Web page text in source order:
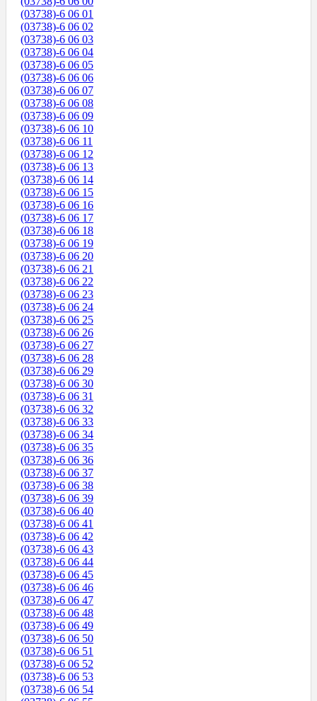
(03738)-6 06 01
(03738)-6 06 02
(03738)-6 06 03
(03738)-6 06 04
(03738)-6 06 05
(03738)-6 06 06
(03738)-6 06 07
(03738)-6 06 08
(03738)-6 06 09
(03738)-6 06 10
(03738)-6 06 11
(03738)-6 06 12
(03738)-6 06 13
(03738)-6 06 14
(03738)-6 06 15
(03738)-6 06 16
(03738)-6 06 17
(03738)-6 06 18
(03738)-6 06 19
(03738)-6 06 20
(03738)-6 06 21
(03738)-6 06 22
(03738)-6 06 23
(03738)-6 06 24
(03738)-6 06 25
(03738)-6 06 26
(03738)-6 06 27
(03738)-6 06 28
(03738)-6 06 29
(03738)-6 06 30
(03738)-6 06 31
(03738)-6 06 32
(03738)-6 06 33
(03738)-6 06 34
(03738)-6 06 35
(03738)-6 06 36
(03738)-6 06 37
(03738)-6 06 38
(03738)-6 06 39
(03738)-6 06 40
(03738)-6 06 41
(03738)-6 06 42
(03738)-6 06 43
(03738)-6 06 44
(03738)-6 06 45
(03738)-6 06 46
(03738)-6 06 47
(03738)-6 06 48
(03738)-6 06 49
(03738)-6 06 50
(03738)-6 06 51
(03738)-6 06 52
(03738)-6 06 53
(03738)-6 06 54